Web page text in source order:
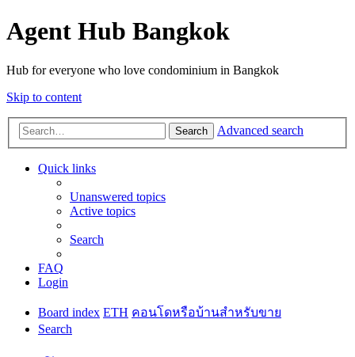
Agent Hub Bangkok
Hub for everyone who love condominium in Bangkok
Skip to content
Search Advanced search
Quick links
Unanswered topics
Active topics
Search
FAQ
Login
Board index ETH คอนโดหรือบ้านสำหรับขาย
Search